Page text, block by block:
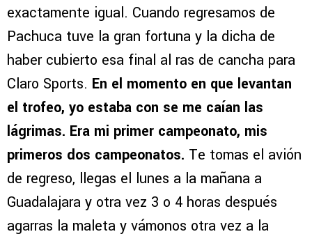
exactamente igual. Cuando regresamos de
Pachuca tuve la gran fortuna y la dicha de
haber cubierto esa final al ras de cancha para
Claro Sports. En el momento en que levantan
el trofeo, yo estaba con se me caían las
lágrimas. Era mi primer campeonato, mis
primeros dos campeonatos. Te tomas el avión
de regreso, llegas el lunes a la mañana a
Guadalajara y otra vez 3 o 4 horas después
agarras la maleta y vámonos otra vez a la